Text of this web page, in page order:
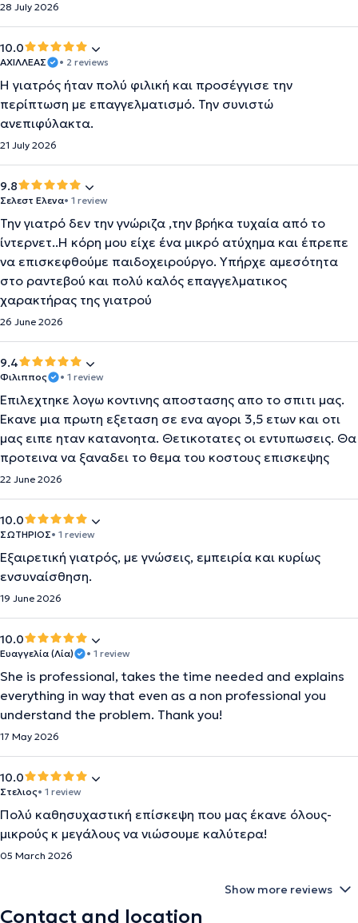
28 July 2026
10.0
ΑΧΙΛΛΕΑΣ • 2 reviews
Η γιατρός ήταν πολύ φιλική και προσέγγισε την
περίπτωση με επαγγελματισμό. Την συνιστώ
ανεπιφύλακτα.
21 July 2026
9.8
Σελεστ Ελενα• 1 review
Την γιατρό δεν την γνώριζα ,την βρήκα τυχαία από το
ίντερνετ..Η κόρη μου είχε ένα μικρό ατύχημα και έπρεπε
να επισκεφθούμε παιδοχειρούργο. Υπήρχε αμεσότητα
στο ραντεβού και πολύ καλός επαγγελματικος
χαρακτήρας της γιατρού
26 June 2026
9.4
Φιλιππος • 1 review
Επιλεχτηκε λογω κοντινης αποστασης απο το σπιτι μας.
Εκανε μια πρωτη εξεταση σε ενα αγορι 3,5 ετων και οτι
μας ειπε ηταν κατανοητα. Θετικοτατες οι εντυπωσεις. Θα
προτεινα να ξαναδει το θεμα του κοστους επισκεψης
22 June 2026
10.0
ΣΩΤΗΡΙΟΣ• 1 review
Εξαιρετική γιατρός, με γνώσεις, εμπειρία και κυρίως
ενσυναίσθηση.
19 June 2026
10.0
Ευαγγελία (Λία) • 1 review
She is professional, takes the time needed and explains
everything in way that even as a non professional you
understand the problem. Thank you!
17 May 2026
10.0
Στελιος• 1 review
Πολύ καθησυχαστική επίσκεψη που μας έκανε όλους-
μικρούς κ μεγάλους να νιώσουμε καλύτερα!
05 March 2026
Show more reviews
Contact and location